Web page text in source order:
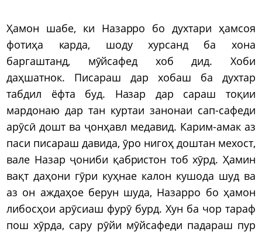
Ҳамон шабе, ки Назарро бо духтари ҳамсоя
фотиҳа карда, шоду хурсанд ба хона
баргаштанд, мӯйсафед хоб дид. Хоби
даҳшатнок. Писараш дар хобаш ба духтар
табдил ёфта буд. Назар дар сараш тоқии
мардонаю дар тан куртаи занонаи сап-сафеди
арӯсӣ дошт ва ҷонҳавл медавид. Карим-амак аз
паси писараш давида, ӯро нигоҳ доштан мехост,
вале Назар ҷониби қабристон тоб хӯрд. Ҳамин
вақт даҳони гӯри куҳнае калон кушода шуд ва
аз он аждаҳое берун шуда, Назарро бо ҳамон
либосҳои арӯсиаш фурӯ бурд. Хун ба чор тараф
пош хӯрда, сару рӯйи мӯйсафеди падараш пур